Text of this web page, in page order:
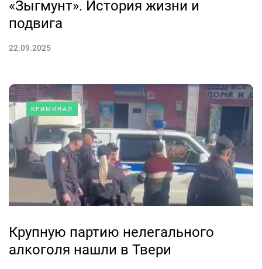
«Зыгмунт». История жизни и
подвига
22.09.2025
КРИМИНАЛ
Крупную партию нелегального
алкоголя нашли в Твери